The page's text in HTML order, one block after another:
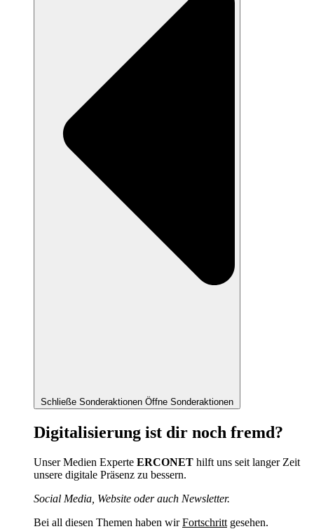
Schließe Sonderaktionen Öffne Sonderaktionen
Digitalisierung ist dir noch fremd?
Unser Medien Experte ERCONET hilft uns seit langer Zeit
unsere digitale Präsenz zu bessern.
Social Media, Website oder auch Newsletter.
Bei all diesen Themen haben wirFortschritt gesehen.